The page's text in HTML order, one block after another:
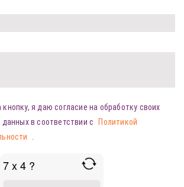
я даю согласие на обработку своих
в соответствии с
Политикой
7 x 4 ?